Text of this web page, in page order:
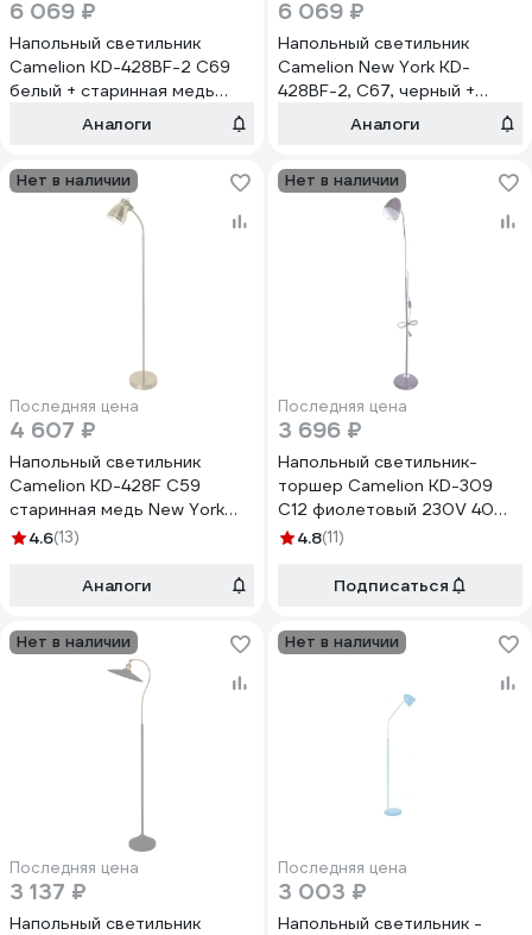
6 069 ₽
Напольный светильник
Camelion KD-428BF-2 C69
белый + старинная медь
New York 13056
Аналоги
6 069 ₽
Напольный светильник
Camelion New York KD-
428BF-2, C67, черный +
старая медь 13054
Аналоги
Нет в наличии
Последняя цена
4 607 ₽
Напольный светильник
Camelion KD-428F С59
старинная медь New York
40Вт металл 13053
4.6(13)
Аналоги
Нет в наличии
Последняя цена
3 696 ₽
Напольный светильник-
торшер Camelion KD-309
C12 фиолетовый 230V 40W
E27 12334
4.8(11)
Подписаться
Нет в наличии
Последняя цена
3 137 ₽
Напольный светильник
Нет в наличии
Последняя цена
3 003 ₽
Напольный светильник -